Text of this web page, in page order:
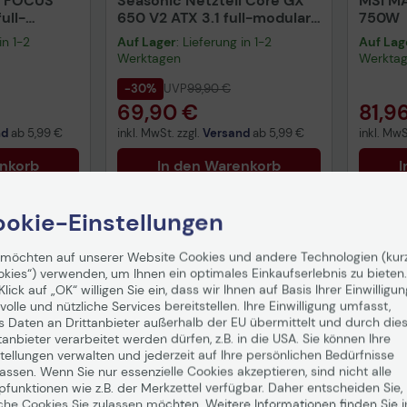
Gold
1-2
ab 5,99 €
650 V2 ATX 3.1 full-modular
650W 80+ Gold schwarz
Auf Lager: Lieferung in 1-2
Werktagen
-30% UVP99,90 €
69,90 €
inkl. MwSt. zzgl. Versand ab 5,99 €
In den Warenkorb
Technisches Produktdatenblatt
750W
Auf
inkl.
Einstellungen
auf unserer Website Cookies und andere Technologien
verwenden, um Ihnen ein optimales Einkaufserlebnis zu bieten.
auf „OK“ willigen Sie ein, dass wir Ihnen auf Basis Ihrer
und nützliche Services bereitstellen. Ihre Einwilligung umfasst,
Daten an Drittanbieter außerhalb der EU übermittelt und durch
verarbeitet werden dürfen, z.B. in die USA. Sie können Ihre
verwalten und jederzeit auf Ihre persönlichen Bedürfnisse
Wenn Sie nur essenzielle Cookies akzeptieren, sind nicht alle
wie z.B. der Merkzettel verfügbar. Daher entscheiden Sie,